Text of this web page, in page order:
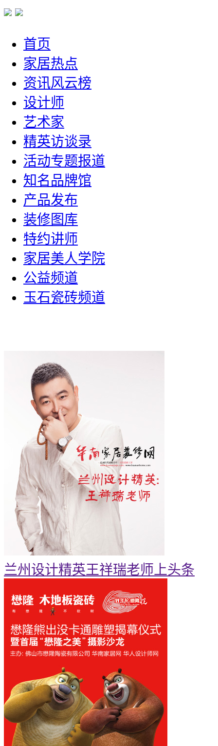
首页
家居热点
资讯风云榜
设计师
艺术家
精英访谈录
活动专题报道
知名品牌馆
产品发布
装修图库
特约讲师
家居美人学院
公益频道
玉石瓷砖频道
兰州设计精英王祥瑞老师上头条